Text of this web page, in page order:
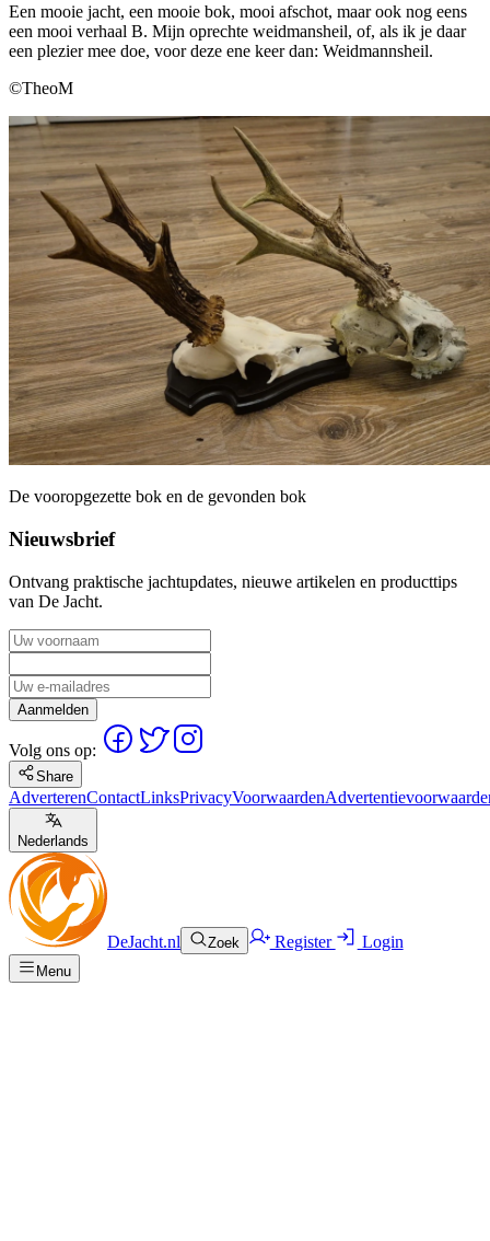
Een mooie jacht, een mooie bok, mooi afschot, maar ook nog eens
een mooi verhaal B. Mijn oprechte weidmansheil, of, als ik je daar
een plezier mee doe, voor deze ene keer dan: Weidmannsheil.
©TheoM
De vooropgezette bok en de gevonden bok
Nieuwsbrief
Ontvang praktische jachtupdates, nieuwe artikelen en producttips
van De Jacht.
Aanmelden
Volg ons op:
Share
AdverterenContactLinksPrivacyVoorwaarden
Nederlands
DeJacht.nl Zoek Register Login
Menu